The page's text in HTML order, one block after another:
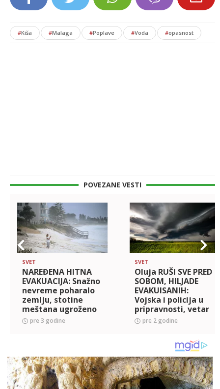
#Kiša #Malaga #Poplave #Voda #opasnost
POVEZANE VESTI
SVET
NAREĐENA HITNA
EVAKUACIJA: Snažno
nevreme poharalo
zemlju, stotine
meštana ugroženo
zbog poplava
(VIDEO)
pre 3 godine
SVET
Oluja RUŠI SVE PRED
SOBOM, HILJADE
EVAKUISANIH:
Vojska i policija u
pripravnosti, vetar
pravi haos! Izdata
hitna upozorenja
pre 2 godine